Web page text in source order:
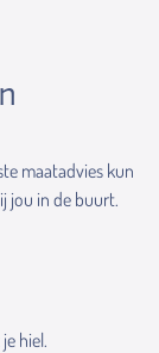
maatadvies kun
jou in de buurt.
hiel.